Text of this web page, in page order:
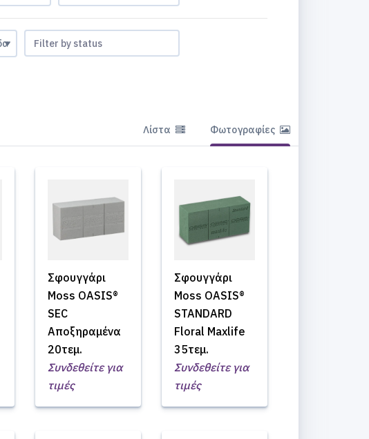
Filter by status
Λίστα Φωτογραφίες
Σφουγγάρι
Moss OASIS®
SEC
Αποξηραμένα
20τεμ.
Συνδεθείτε για
τιμές
Σφουγγάρι
Moss OASIS®
STANDARD
Floral Maxlife
35τεμ.
Συνδεθείτε για
τιμές